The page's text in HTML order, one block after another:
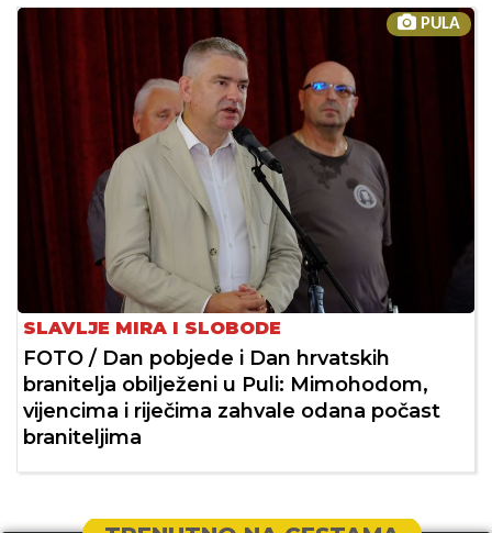
PULA
SLAVLJE MIRA I SLOBODE
FOTO / Dan pobjede i Dan hrvatskih
branitelja obilježeni u Puli: Mimohodom,
vijencima i riječima zahvale odana počast
braniteljima